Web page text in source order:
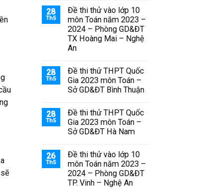
28
Th5
Đề thi thử vào lớp 10
môn Toán năm 2023 –
2024 – Phòng GD&ĐT
TX Hoàng Mai – Nghệ
An
28
Th5
Đề thi thử THPT Quốc
Gia 2023 môn Toán –
Sở GD&ĐT Bình Thuận
28
Th5
Đề thi thử THPT Quốc
Gia 2023 môn Toán –
Sở GD&ĐT Hà Nam
26
Th5
Đề thi thử vào lớp 10
môn Toán năm 2023 –
2024 – Phòng GD&ĐT
TP. Vinh – Nghệ An